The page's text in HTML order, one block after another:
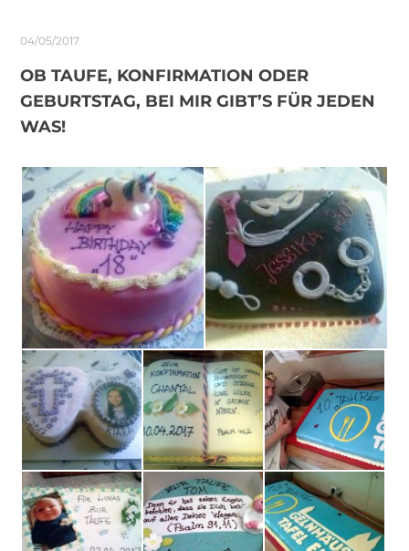
04/05/2017
OB TAUFE, KONFIRMATION ODER
GEBURTSTAG, BEI MIR GIBT’S FÜR JEDEN
WAS!